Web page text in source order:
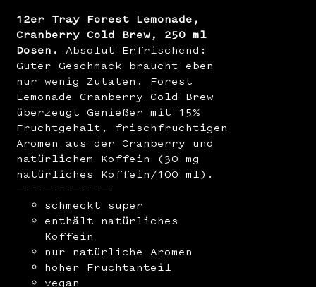
12er Tray Forest Lemonade,
Cranberry Cold Brew, 250 ml
Dosen.
Absolut Erfrischend:
Guter Geschmack braucht eben
nur wenig Zutaten. Forest
Lemonade Cranberry Cold Brew
überzeugt Genießer mit 15%
Fruchtgehalt, frischfruchtigen
Aromen aus der Cranberry und
natürlichem Koffein (30 mg
natürliches Koffein/100 ml).
—————————————–
schmeckt super
enthält natürliches
Koffein
nur natürliche Aromen
hoher Fruchtanteil
vegan